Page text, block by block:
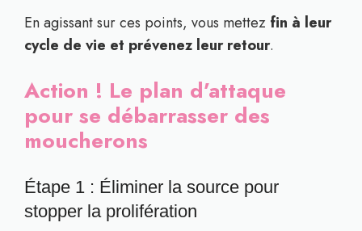
En agissant sur ces points, vous mettez fin à leur
cycle de vie et prévenez leur retour.
Action ! Le plan d’attaque
pour se débarrasser des
moucherons
Étape 1 : Éliminer la source pour
stopper la prolifération